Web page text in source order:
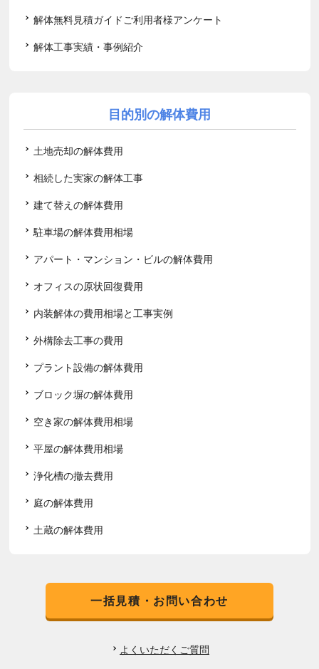
解体無料見積ガイドご利用者様アンケート
解体工事実績・事例紹介
目的別の解体費用
土地売却の解体費用
相続した実家の解体工事
建て替えの解体費用
駐車場の解体費用相場
アパート・マンション・ビルの解体費用
オフィスの原状回復費用
内装解体の費用相場と工事実例
外構除去工事の費用
プラント設備の解体費用
ブロック塀の解体費用
空き家の解体費用相場
平屋の解体費用相場
浄化槽の撤去費用
庭の解体費用
土蔵の解体費用
一括見積・お問い合わせ
よくいただくご質問